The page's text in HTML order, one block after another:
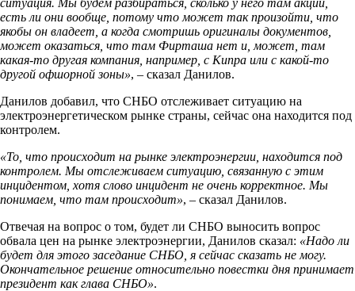
ситуация. Мы будем разбираться, сколько у него там акций,
есть ли они вообще, потому что может так произойти, что
якобы он владеет, а когда смотришь оригиналы документов,
может оказаться, что там Фирташа нет и, может, там
какая-то другая компания, например, с Кипра или с какой-то
другой офшорной зоны», – сказал Данилов.
Данилов добавил, что СНБО отслеживает ситуацию на
электроэнергетическом рынке страны, сейчас она находится под
контролем.
«То, что происходит на рынке электроэнергии, находится под
контролем. Мы отслеживаем ситуацию, связанную с этим
инцидентом, хотя слово инцидент не очень корректное. Мы
понимаем, что там происходит», – сказал Данилов.
Отвечая на вопрос о том, будет ли СНБО выносить вопрос
обвала цен на рынке электроэнергии, Данилов сказал: «Надо ли
будет для этого заседание СНБО, я сейчас сказать не могу.
Окончательное решение относительно повестки дня принимает
президент как глава СНБО».